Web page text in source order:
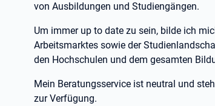
von Ausbildungen und Studiengängen.
Um immer up to date zu sein, bilde ich
Arbeitsmarktes sowie der
den Hochschulen und dem gesamten
Mein Beratungsservice ist neutral und
zur Verfügung.